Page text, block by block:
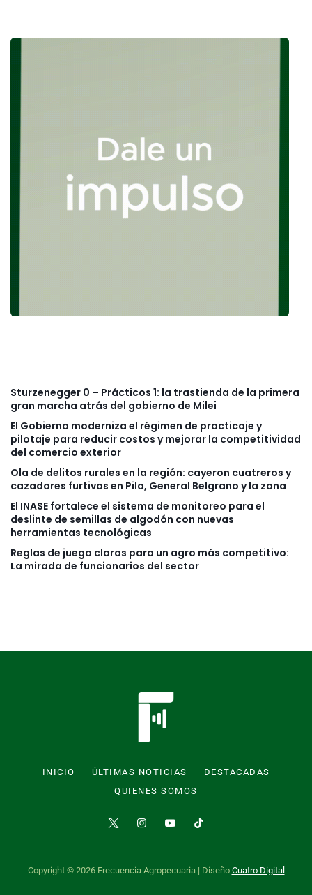
Sturzenegger 0 – Prácticos 1: la trastienda de la primera
gran marcha atrás del gobierno de Milei
El Gobierno moderniza el régimen de practicaje y
pilotaje para reducir costos y mejorar la competitividad
del comercio exterior
Ola de delitos rurales en la región: cayeron cuatreros y
cazadores furtivos en Pila, General Belgrano y la zona
El INASE fortalece el sistema de monitoreo para el
deslinte de semillas de algodón con nuevas
herramientas tecnológicas
Reglas de juego claras para un agro más competitivo:
La mirada de funcionarios del sector
INICIO ÚLTIMAS NOTICIAS
DESTACADAS
QUIENES SOMOS
Copyright © 2026 Frecuencia Agropecuaria | Diseño Cuatro Digital